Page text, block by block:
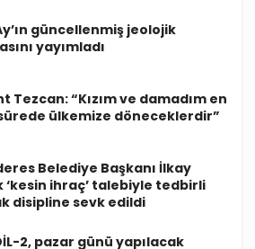
güncellenmiş jeolojik
yayımladı
Tezcan: “Kızım ve damadım en
ülkemize döneceklerdir”
Belediye Başkanı İlkay
‘kesin ihraç’ talebiyle tedbirli
disipline sevk edildi
2, pazar günü yapılacak